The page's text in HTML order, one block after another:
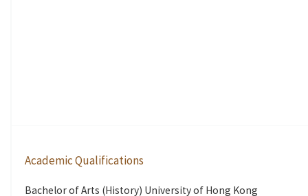
Academic Qualifications
Bachelor of Arts (History) University of Hong Kong